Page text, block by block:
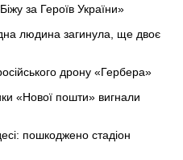
за Героїв України»
людина загинула, ще двоє
дрону «Гербера»
«Нової пошти» вигнали
пошкоджено стадіон